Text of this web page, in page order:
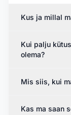
Kus ja millal
Kui palju
olema?
Mis siis, kui
Kas ma saan